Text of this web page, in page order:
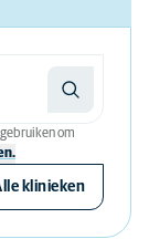
om
klinieken